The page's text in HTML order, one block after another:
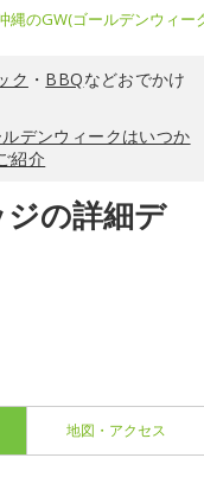
縄のGW(ゴールデンウィ
ク ・ BBQなどおでかけ
デンウィークはいつか
紹介
の詳細デ
地図・アクセス